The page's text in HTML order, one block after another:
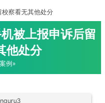
校察看无其他处分
被上报申诉后留
他处分
例»